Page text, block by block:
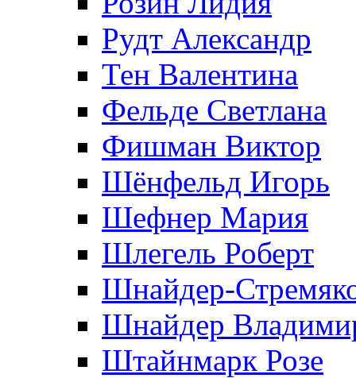
Рудт Александр
Тен Валентина
Фельде Светлана
Фишман Виктор
Шёнфельд Игорь
Шефнер Мария
Шлегель Роберт
Шнайдер-
Шнайдер
Штайнмарк Розe